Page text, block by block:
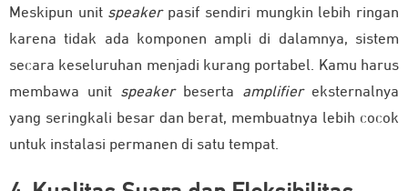
Meskipun unit speakerpasif sendiri mungkin lebih ringan
karena tidak ada komponen ampli di dalamnya, sistem
secara keseluruhan menjadi kurang portabel. Kamu harus
membawa unit speakerbeserta amplifiereksternalnya
yang seringkali besar dan berat, membuatnya lebih cocok
untuk instalasi permanen di satu tempat.